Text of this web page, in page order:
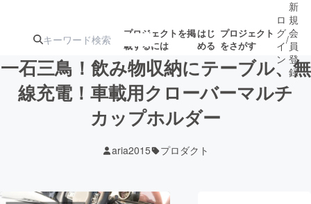
プロジェクトを掲
載するには
はじ
める
プロジェクト
をさがす
注目のリ 注目の新着プロ 募集終了が近いプ
ロ
グ
イ
ン
/
新
規
会
員
登
録
一石三鳥！飲み物収納にテーブル、無
線充電！車載用クローバーマルチ
カップホルダー
aria2015 プロダクト